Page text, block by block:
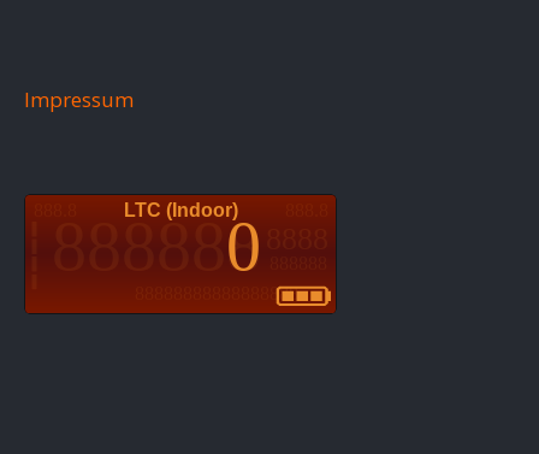
Impressum